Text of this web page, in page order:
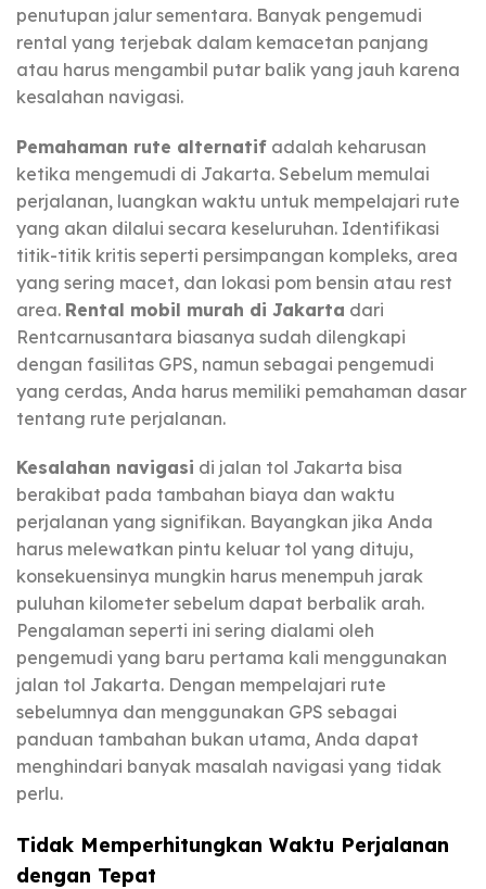
penutupan jalur sementara. Banyak pengemudi
rental yang terjebak dalam kemacetan panjang
atau harus mengambil putar balik yang jauh karena
kesalahan navigasi.
Pemahaman rute alternatif adalah keharusan
ketika mengemudi di Jakarta. Sebelum memulai
perjalanan, luangkan waktu untuk mempelajari rute
yang akan dilalui secara keseluruhan. Identifikasi
titik-titik kritis seperti persimpangan kompleks, area
yang sering macet, dan lokasi pom bensin atau rest
area. Rental mobil murah di Jakarta dari
Rentcarnusantara biasanya sudah dilengkapi
dengan fasilitas GPS, namun sebagai pengemudi
yang cerdas, Anda harus memiliki pemahaman dasar
tentang rute perjalanan.
Kesalahan navigasi di jalan tol Jakarta bisa
berakibat pada tambahan biaya dan waktu
perjalanan yang signifikan. Bayangkan jika Anda
harus melewatkan pintu keluar tol yang dituju,
konsekuensinya mungkin harus menempuh jarak
puluhan kilometer sebelum dapat berbalik arah.
Pengalaman seperti ini sering dialami oleh
pengemudi yang baru pertama kali menggunakan
jalan tol Jakarta. Dengan mempelajari rute
sebelumnya dan menggunakan GPS sebagai
panduan tambahan bukan utama, Anda dapat
menghindari banyak masalah navigasi yang tidak
perlu.
Tidak Memperhitungkan Waktu Perjalanan
dengan Tepat